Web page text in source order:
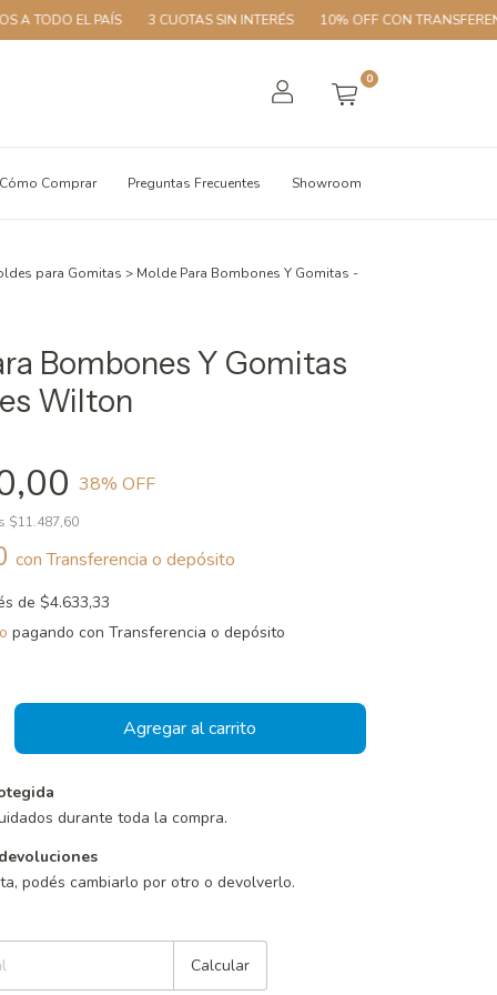
EL PAÍS 3 CUOTAS SIN INTERÉS 10% OFF CON TRANSFERENCIA
0
Cómo Comprar Preguntas Frecuentes Showroom
para Gomitas > Molde Para Bombones Y Gomitas -
Bombones Y Gomitas
Wilton
38% OFF
$11.487,60
con Transferencia o depósito
de $4.633,33
pagando con Transferencia o depósito
durante toda la compra.
podés cambiarlo por otro o devolverlo.
Calcular